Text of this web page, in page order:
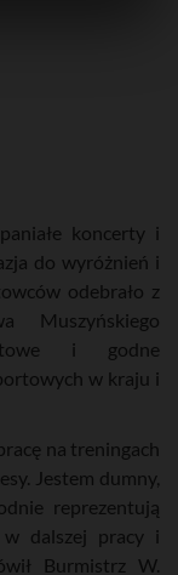
koncerty i
do wyróżnień i
odebrało z
Muszyńskiego
i godne
w kraju i
na treningach
Jestem dumny,
reprezentują
w dalszej pracy i
Burmistrz W.